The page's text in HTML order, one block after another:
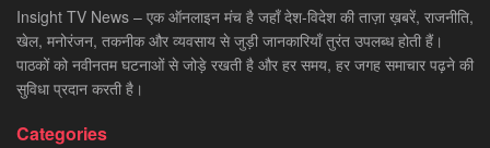
Insight TV News – एक ऑनलाइन मंच है जहाँ देश-विदेश की ताज़ा ख़बरें, राजनीति,
खेल, मनोरंजन, तकनीक और व्यवसाय से जुड़ी जानकारियाँ तुरंत उपलब्ध होती हैं।
पाठकों को नवीनतम घटनाओं से जोड़े रखती है और हर समय, हर जगह समाचार पढ़ने की
सुविधा प्रदान करती है।
Categories